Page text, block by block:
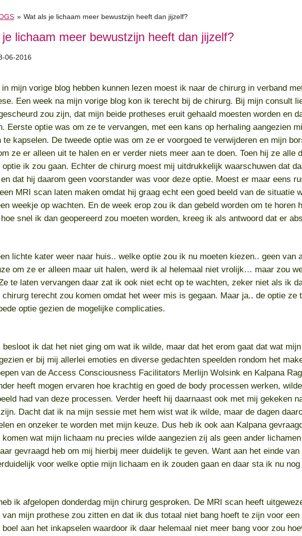
» Wat als je lichaam meer bewustzijn heeft dan jijzelf?
lichaam meer bewustzijn heeft dan jijzelf?
06-2016
mijn vorige blog hebben kunnen lezen moest ik naar de chirurg in verband
Een week na mijn vorige blog kon ik terecht bij de chirurg. Bij mijn consult
zou zijn, dat mijn beide protheses eruit gehaald moesten worden en
Eerste optie was om ze te vervangen, met een kans op herhaling aangezien
te kapselen. De tweede optie was om ze er voorgoed te verwijderen en mijn
ze er alleen uit te halen en er verder niets meer aan te doen. Toen hij ze alle
ik zou gaan. Echter de chirurg moest mij uitdrukkelijk waarschuwen dat
dat hij daarom geen voorstander was voor deze optie. Moest er maar eens
MRI scan laten maken omdat hij graag echt een goed beeld van de situatie
weekje op wachten. En de week erop zou ik dan gebeld worden om te horen
snel ik dan geopereerd zou moeten worden, kreeg ik als antwoord dat er
lichte kater weer naar huis.. welke optie zou ik nu moeten kiezen.. geen van
om ze er alleen maar uit halen, werd ik al helemaal niet vrolijk… maar zou
te laten vervangen daar zat ik ook niet echt op te wachten, zeker niet als ik
chirurg terecht zou komen omdat het weer mis is gegaan. Maar ja.. de optie ze
optie gezien de mogelijke complicaties.
besloot ik dat het niet ging om wat ik wilde, maar dat het erom gaat dat wat
er bij mij allerlei emoties en diverse gedachten speelden rondom het
van de Access Consciousness Facilitators Merlijn Wolsink en Kalpana
heeft mogen ervaren hoe krachtig en goed de body processen werken,
had van deze processen. Verder heeft hij daarnaast ook met mij gekeken
Dacht dat ik na mijn sessie met hem wist wat ik wilde, maar de dagen
en onzeker te worden met mijn keuze. Dus heb ik ook aan Kalpana
wat mijn lichaam nu precies wilde aangezien zij als geen ander
gevraagd heb om mij hierbij meer duidelijk te geven. Want aan het einde
voor welke optie mijn lichaam en ik zouden gaan en daar sta ik nu
ik afgelopen donderdag mijn chirurg gesproken. De MRI scan heeft
van mijn prothese zou zitten en dat ik dus totaal niet bang hoeft te zijn voor
boel aan het inkapselen waardoor ik daar helemaal niet meer bang voor zou